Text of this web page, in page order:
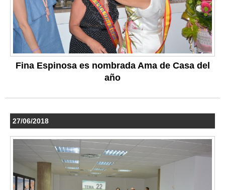
Fina Espinosa es nombrada Ama de Casa del
año
27/06/2018